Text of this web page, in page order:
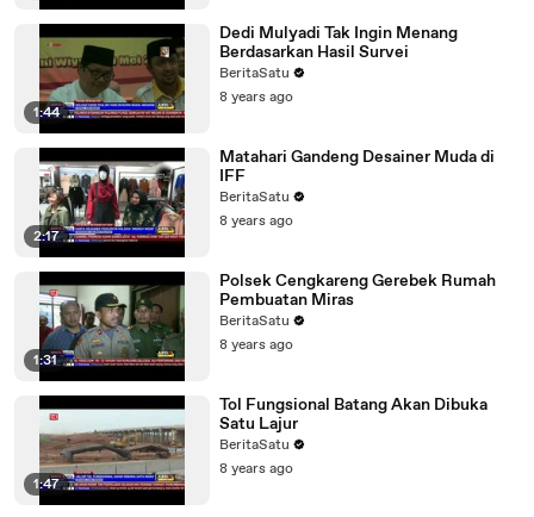
1:44
Dedi Mulyadi Tak Ingin Menang
Berdasarkan Hasil Survei
BeritaSatu
8 years ago
2:17
Matahari Gandeng Desainer Muda di
IFF
BeritaSatu
8 years ago
1:31
Polsek Cengkareng Gerebek Rumah
Pembuatan Miras
BeritaSatu
8 years ago
1:47
Tol Fungsional Batang Akan Dibuka
Satu Lajur
BeritaSatu
8 years ago